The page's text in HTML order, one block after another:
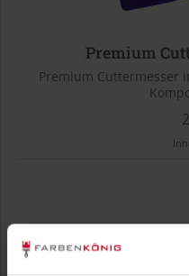
Premium
Premium Cuttermesser